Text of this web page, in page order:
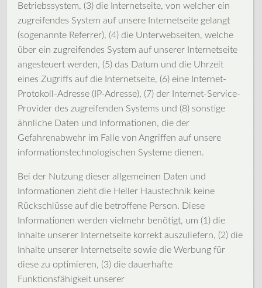
Betriebssystem, (3) die Internetseite, von welcher ein
zugreifendes System auf unsere Internetseite gelangt
(sogenannte Referrer), (4) die Unterwebseiten, welche
über ein zugreifendes System auf unserer Internetseite
angesteuert werden, (5) das Datum und die Uhrzeit
eines Zugriffs auf die Internetseite, (6) eine Internet-
Protokoll-Adresse (IP-Adresse), (7) der Internet-Service-
Provider des zugreifenden Systems und (8) sonstige
ähnliche Daten und Informationen, die der
Gefahrenabwehr im Falle von Angriffen auf unsere
informationstechnologischen Systeme dienen.
Bei der Nutzung dieser allgemeinen Daten und
Informationen zieht die Heller Haustechnik keine
Rückschlüsse auf die betroffene Person. Diese
Informationen werden vielmehr benötigt, um (1) die
Inhalte unserer Internetseite korrekt auszuliefern, (2) die
Inhalte unserer Internetseite sowie die Werbung für
diese zu optimieren, (3) die dauerhafte
Funktionsfähigkeit unserer